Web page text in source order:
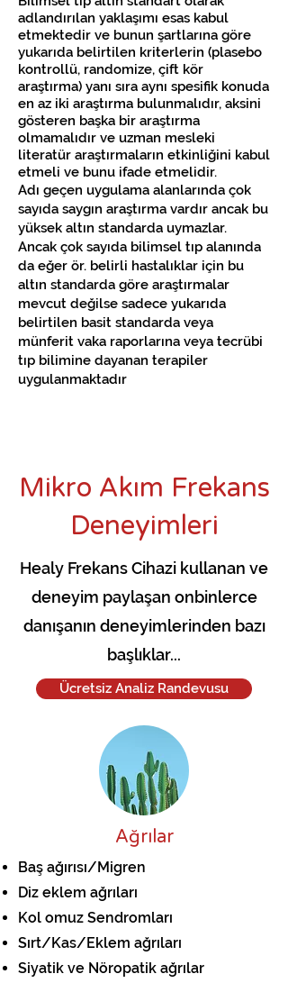
adlandırılan yaklaşımı esas kabul
etmektedir ve bunun şartlarına göre
yukarıda belirtilen kriterlerin (plasebo
kontrollü, randomize, çift kör
araştırma) yanı sıra aynı spesifik konuda
en az iki araştırma bulunmalıdır, aksini
gösteren başka bir araştırma
olmamalıdır ve uzman mesleki
literatür araştırmaların etkinliğini kabul
etmeli ve bunu ifade etmelidir.
Adı geçen uygulama alanlarında çok
sayıda saygın araştırma vardır ancak bu
yüksek altın standarda uymazlar.
Ancak çok sayıda bilimsel tıp alanında
da eğer ör. belirli hastalıklar için bu
altın standarda göre araştırmalar
mevcut değilse sadece yukarıda
belirtilen basit standarda veya
münferit vaka raporlarına veya tecrübi
tıp bilimine dayanan terapiler
uygulanmaktadır
Mikro Akım Frekans
Deneyimleri
Healy Frekans Cihazi kullanan ve
deneyim paylaşan onbinlerce
danışanın deneyimlerinden bazı
başlıklar...
Ücretsiz Analiz Randevusu
Ağrılar
Baş ağırısı/Migren
Diz eklem ağrıları
Kol omuz Sendromları
Sırt/Kas/Eklem ağrıları
Siyatik ve Nöropatik ağrılar